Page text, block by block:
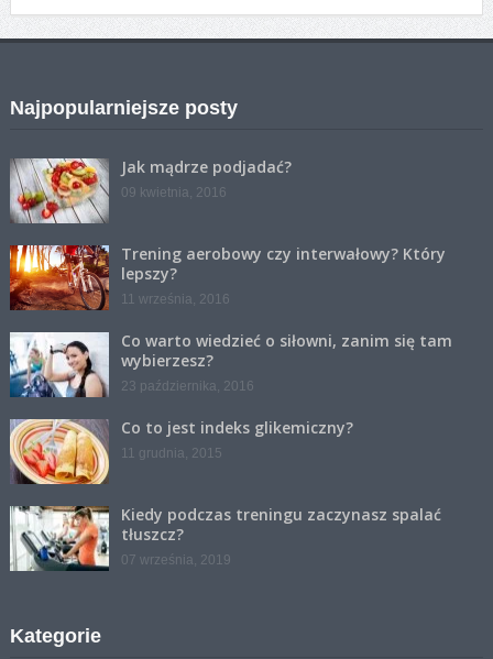
Najpopularniejsze posty
Jak mądrze podjadać?
09 kwietnia, 2016
Trening aerobowy czy interwałowy? Który
lepszy?
11 września, 2016
Co warto wiedzieć o siłowni, zanim się tam
wybierzesz?
23 października, 2016
Co to jest indeks glikemiczny?
11 grudnia, 2015
Kiedy podczas treningu zaczynasz spalać
tłuszcz?
07 września, 2019
Kategorie